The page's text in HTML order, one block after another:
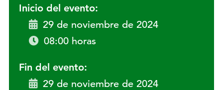
Inicio del evento:
29 de noviembre de 2024
08:00 horas
Fin del evento:
29 de noviembre de 2024